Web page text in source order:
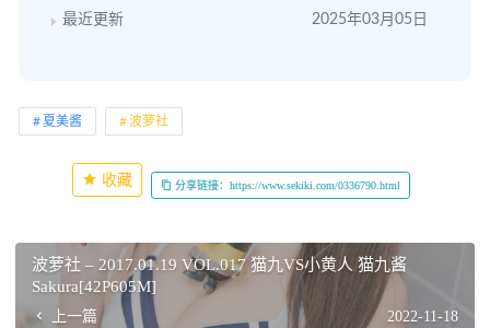
最近更新 2025年03月05日
夏美酱 波萝社
收藏 分享链接：https://www.sekiki.com/0336790.html
波萝社 – 2017.01.19 VOL.017 猫九VS小黄人 猫九酱
Sakura[42P605M]
上一篇 2022-11-18